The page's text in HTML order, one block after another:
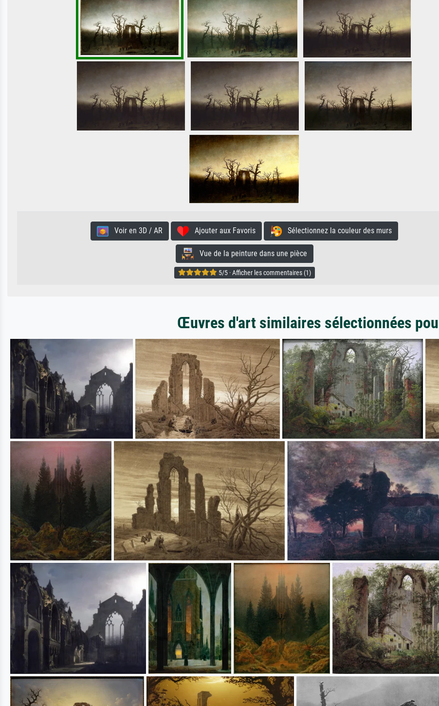
Voir en 3D / AR Ajouter aux Favoris Sélectionnez la couleur des murs
Vue de la peinture dans une pièce
5/5 · Afficher les commentaires (1)
Œuvres d'art similaires sélectionnées